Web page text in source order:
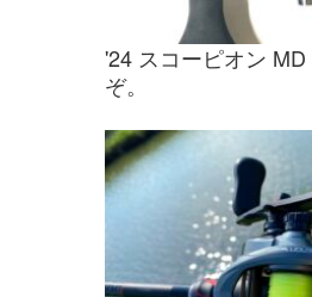
'24 スコーピオン
ぞ。